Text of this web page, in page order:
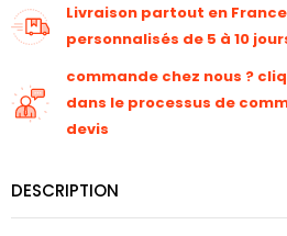
Livraison partout en
personnalisés de 5 à 10
commande chez nous ?
dans le processus de
devis
DESCRIPTION